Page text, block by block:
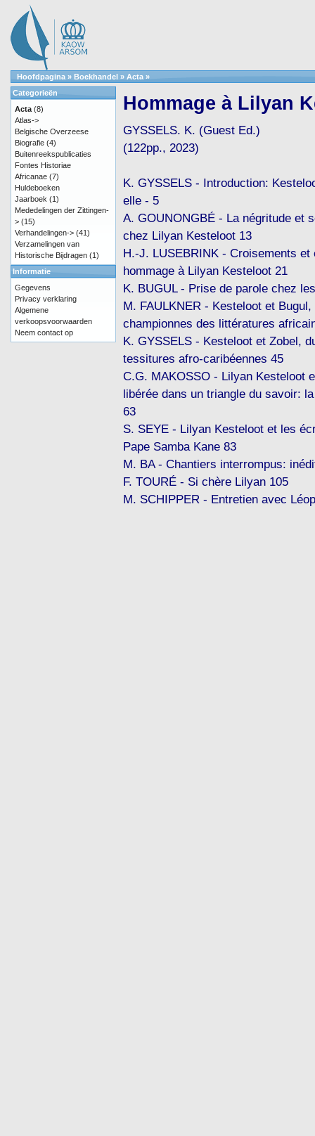
Hoofdpagina » Boekhandel » Acta »
Hommage à Lilyan
GYSSELS. K. (Guest Ed.)
(122pp., 2023)
K. GYSSELS - Introduction:
elle - 5
A. GOUNONGBÉ - La négritude et
chez Lilyan Kesteloot 13
H.-J. LUSEBRINK - Croisements et
hommage à Lilyan Kesteloot 21
K. BUGUL - Prise de parole chez
M. FAULKNER - Kesteloot et Bugul,
championnes des littératures
K. GYSSELS - Kesteloot et Zobel,
tessitures afro-caribéennes 45
C.G. MAKOSSO - Lilyan Kesteloot
libérée dans un triangle du savoir:
63
S. SEYE - Lilyan Kesteloot et les
Pape Samba Kane 83
M. BA - Chantiers interrompus:
F. TOURÉ - Si chère Lilyan 105
M. SCHIPPER - Entretien avec
Categorieën
Acta (8)
Atlas->
Belgische Overzeese
Biografie (4)
Buitenreekspublicaties
Fontes Historiae
Africanae (7)
Huldeboeken
Jaarboek (1)
Mededelingen der Zittingen-
> (15)
Verhandelingen-> (41)
Verzamelingen van
Historische Bijdragen (1)
Informatie
Gegevens
Privacy verklaring
Algemene
verkoopsvoorwaarden
Neem contact op